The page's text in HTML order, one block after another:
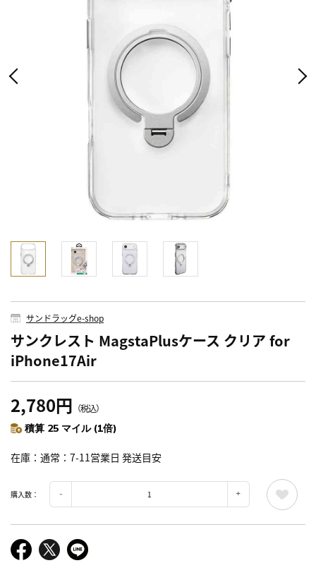
サンドラッグe-shop
サンクレスト MagstaPlusケース クリア for
iPhone17Air
2,780円 （税込）
積算 25 マイル (1倍)
在庫 通常：7-11営業日 発送目安
購入数：